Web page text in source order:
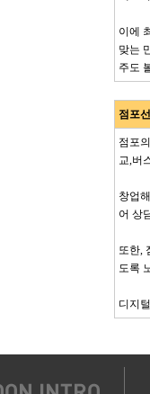
이에
맞는
주도
점포
점포
교,버
창업
어 상
또한,
도록
디지